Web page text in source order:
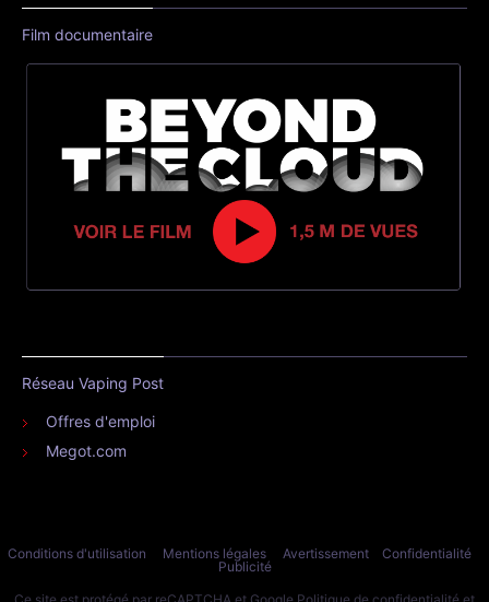
Film documentaire
Réseau Vaping Post
Offres d'emploi
Megot.com
Conditions d'utilisation Mentions légales Avertissement
Confidentialité
Publicité